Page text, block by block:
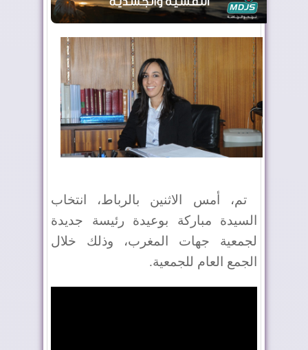
تم، أمس الاثنين بالرباط، انتخاب
السيدة مباركة بوعيدة رئيسة جديدة
لجمعية جهات المغرب، وذلك خلال
الجمع العام للجمعية.